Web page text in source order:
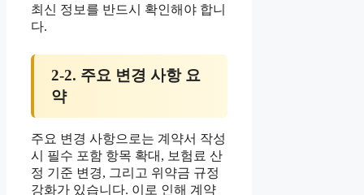
최신 정보를 반드시 확인해야 합니
다.
2-2. 주요 변경 사항 요
약
주요 변경 사항으로는 계약서 작성
시 필수 포함 항목 확대, 보험료 산
정 기준 변경, 그리고 위약금 규정
강화가 있습니다. 이로 인해 계약